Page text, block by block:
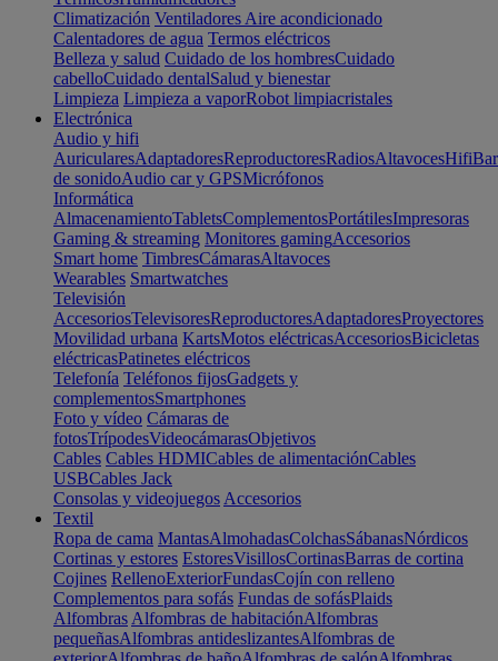
Climatización Ventiladores Aire acondicionado
Calentadores de agua Termos eléctricos
Belleza y salud Cuidado de los hombresCuidado
cabelloCuidado dentalSalud y bienestar
Limpieza Limpieza a vaporRobot limpiacristales
Electrónica
Audio y hifi
AuricularesAdaptadoresReproductoresRadiosAltavocesHifi
de sonidoAudio car y GPSMicrófonos
Informática
AlmacenamientoTabletsComplementosPortátilesImpresoras
Gaming & streaming Monitores gamingAccesorios
Smart home TimbresCámarasAltavoces
Wearables Smartwatches
Televisión
AccesoriosTelevisoresReproductoresAdaptadoresProyectores
Movilidad urbana KartsMotos eléctricasAccesoriosBicicletas
eléctricasPatinetes eléctricos
Telefonía Teléfonos fijosGadgets y
complementosSmartphones
Foto y vídeo Cámaras de
fotosTrípodesVideocámarasObjetivos
Cables Cables HDMICables de alimentaciónCables
USBCables Jack
Consolas y videojuegos Accesorios
Textil
Ropa de cama MantasAlmohadasColchasSábanasNórdicos
Cortinas y estores EstoresVisillosCortinasBarras de cortina
Cojines RellenoExteriorFundasCojín con relleno
Complementos para sofás Fundas de sofásPlaids
Alfombras Alfombras de habitaciónAlfombras
pequeñasAlfombras antideslizantesAlfombras de